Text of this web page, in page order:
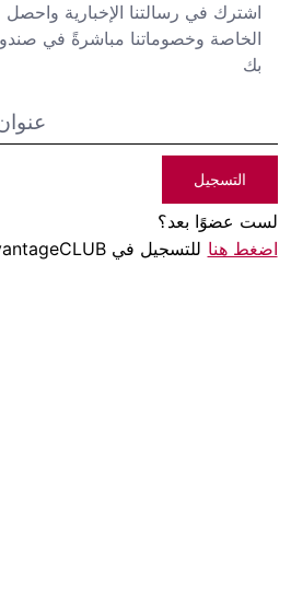
اشترك في رسالتنا الإخبارية
الخاصة وخصوماتنا مباشرةً في
بك
التسجيل
لست عضوًا بعد؟
اضغط هنا للتسجيل في AdvantageCLUB!